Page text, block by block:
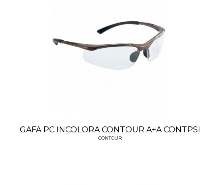
GAFA PC INCOLORA CONTOUR A+A CONTPSI
CONTOUR